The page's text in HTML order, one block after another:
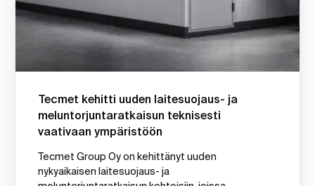
Tecmet kehitti uuden laitesuojaus- ja
meluntorjuntaratkaisun teknisesti
vaativaan ympäristöön
Tecmet Group Oy on kehittänyt uuden
nykyaikaisen laitesuojaus- ja